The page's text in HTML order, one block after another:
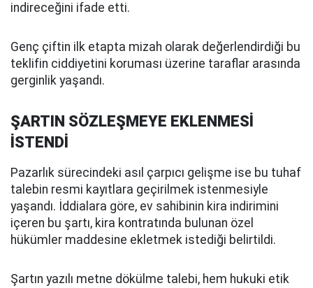
indireceğini ifade etti.
Genç çiftin ilk etapta mizah olarak değerlendirdiği bu
teklifin ciddiyetini koruması üzerine taraflar arasında
gerginlik yaşandı.
ŞARTIN SÖZLEŞMEYE EKLENMESİ
İSTENDİ
Pazarlık sürecindeki asıl çarpıcı gelişme ise bu tuhaf
talebin resmi kayıtlara geçirilmek istenmesiyle
yaşandı. İddialara göre, ev sahibinin kira indirimini
içeren bu şartı, kira kontratında bulunan özel
hükümler maddesine ekletmek istediği belirtildi.
Şartın yazılı metne dökülme talebi, hem hukuki etik